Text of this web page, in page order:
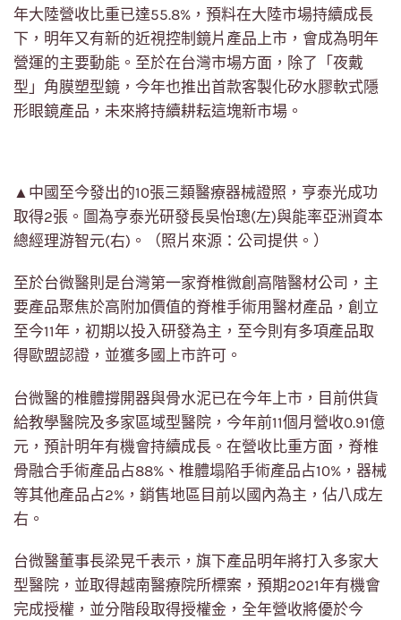
年大陸營收比重已達55.8%，預料在大陸市場持續成長
下，明年又有新的近視控制鏡片產品上市，會成為明年
營運的主要動能。至於在台灣市場方面，除了「夜戴
型」角膜塑型鏡，今年也推出首款客製化矽水膠軟式隱
形眼鏡產品，未來將持續耕耘這塊新市場。
▲中國至今發出的10張三類醫療器械證照，亨泰光成功
取得2張。圖為亨泰光研發長吳怡璁(左)與能率亞洲資本
總經理游智元(右)。（照片來源：公司提供。）
至於台微醫則是台灣第一家脊椎微創高階醫材公司，主
要產品聚焦於高附加價值的脊椎手術用醫材產品，創立
至今11年，初期以投入研發為主，至今則有多項產品取
得歐盟認證，並獲多國上市許可。
台微醫的椎體撐開器與骨水泥已在今年上市，目前供貨
給教學醫院及多家區域型醫院，今年前11個月營收0.91億
元，預計明年有機會持續成長。在營收比重方面，脊椎
骨融合手術產品占88%、椎體塌陷手術產品占10%，器械
等其他產品占2%，銷售地區目前以國內為主，佔八成左
右。
台微醫董事長梁晃千表示，旗下產品明年將打入多家大
型醫院，並取得越南醫療院所標案，預期2021年有機會
完成授權，並分階段取得授權金，全年營收將優於今